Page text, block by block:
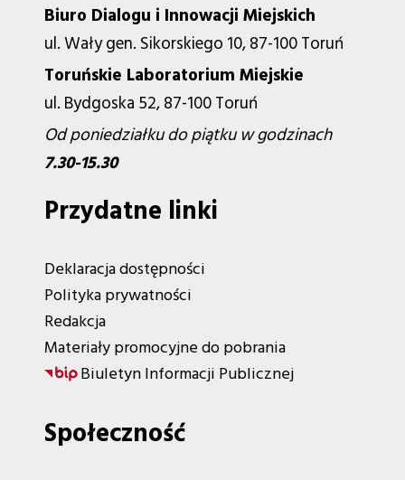
Biuro Dialogu i Innowacji Miejskich
ul. Wały gen. Sikorskiego 10, 87-100 Toruń
Toruńskie Laboratorium Miejskie
ul. Bydgoska 52, 87-100 Toruń
Od poniedziałku do piątku w godzinach
7.30-15.30
Przydatne linki
Deklaracja dostępności
Polityka prywatności
Redakcja
Materiały promocyjne do pobrania
Biuletyn Informacji Publicznej
Społeczność